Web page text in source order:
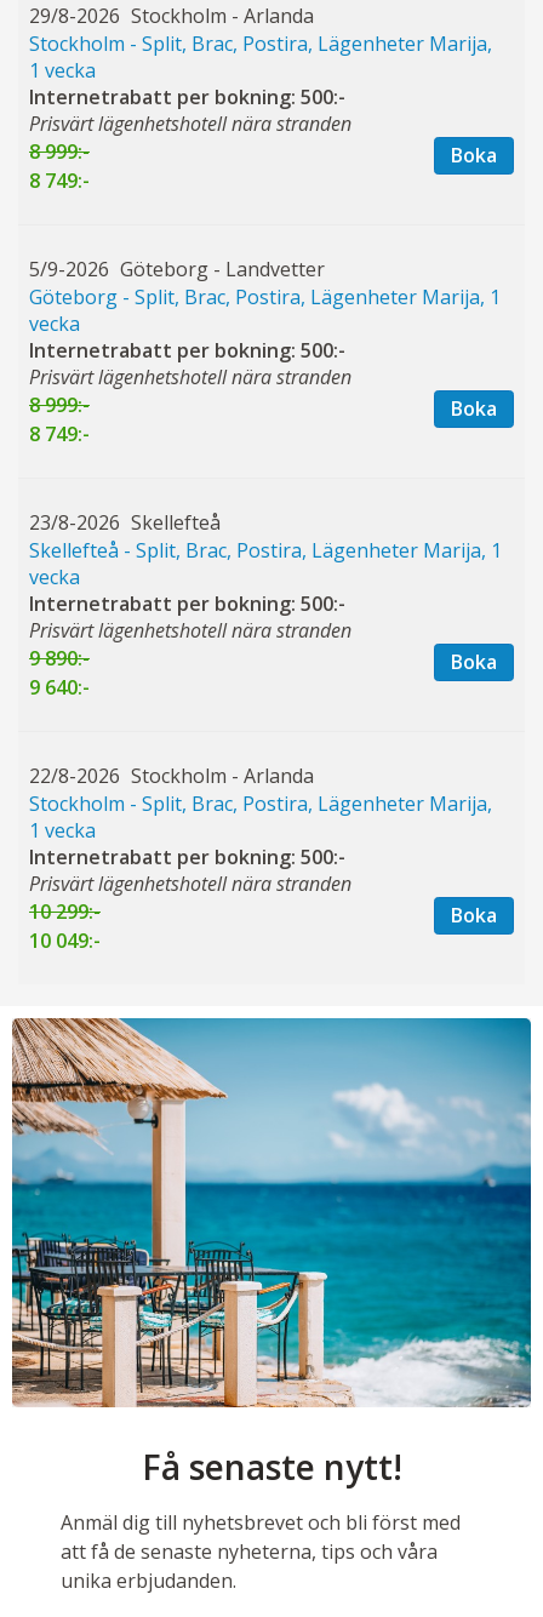
29/8-2026 Stockholm - Arlanda
Stockholm - Split, Brac, Postira, Lägenheter Marija,
1 vecka
Internetrabatt per bokning: 500:-
Prisvärt lägenhetshotell nära stranden
8 999:-
8 749:-
Boka
5/9-2026 Göteborg - Landvetter
Göteborg - Split, Brac, Postira, Lägenheter Marija, 1
vecka
Internetrabatt per bokning: 500:-
Prisvärt lägenhetshotell nära stranden
8 999:-
8 749:-
Boka
23/8-2026 Skellefteå
Skellefteå - Split, Brac, Postira, Lägenheter Marija, 1
vecka
Internetrabatt per bokning: 500:-
Prisvärt lägenhetshotell nära stranden
9 890:-
9 640:-
Boka
22/8-2026 Stockholm - Arlanda
Stockholm - Split, Brac, Postira, Lägenheter Marija,
1 vecka
Internetrabatt per bokning: 500:-
Prisvärt lägenhetshotell nära stranden
10 299:-
10 049:-
Boka
Få senaste nytt!
Anmäl dig till nyhetsbrevet och bli först med
att få de senaste nyheterna, tips och våra
unika erbjudanden.